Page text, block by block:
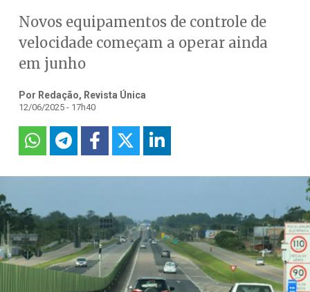
Novos equipamentos de controle de
velocidade começam a operar ainda
em junho
Por Redação, Revista Única
12/06/2025 - 17h40